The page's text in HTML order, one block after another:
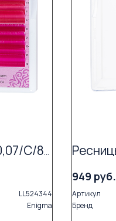
Цветные ресницы Enigma микс 0,07/C/8-12 mm "Tender love" (15 линий)
LL524344
Enigma
949 руб.
Артикул
Бренд